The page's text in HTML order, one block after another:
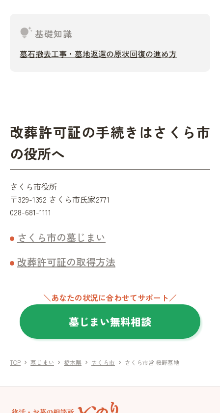
tips_and_updates基礎知識
墓石撤去工事・墓地返還の原状回復の進め方
改葬許可証の手続きはさくら市
の役所へ
さくら市役所
〒329-1392 さくら市氏家2771
028-681-1111
さくら市の墓じまい
改葬許可証の取得方法
＼あなたの状況に合わせてサポート／
墓じまい無料相談
TOP chevron_right 墓じまい chevron_right 栃木県 chevron_right さくら市 chevron_right さくら市営 桜野墓地